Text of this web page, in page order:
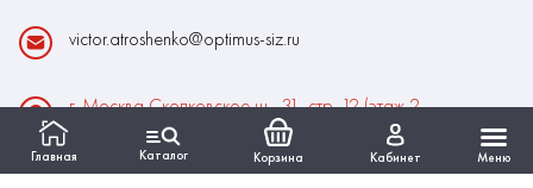
Главная Каталог Корзина Кабинет Меню
victor.atroshenko@optimus-siz.ru
г. Москва Сколковское ш., 31, стр. 12 (этаж 2,
помещение 22)
Время работы: